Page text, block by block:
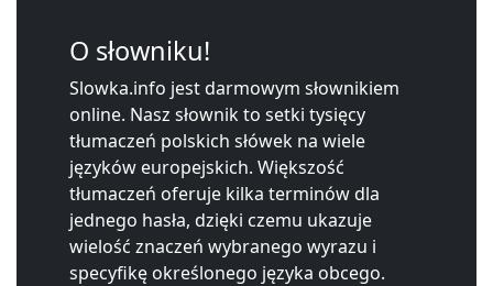
O słowniku!
Slowka.info jest darmowym słownikiem
online. Nasz słownik to setki tysięcy
tłumaczeń polskich słówek na wiele
języków europejskich. Większość
tłumaczeń oferuje kilka terminów dla
jednego hasła, dzięki czemu ukazuje
wielość znaczeń wybranego wyrazu i
specyfikę określonego języka obcego.